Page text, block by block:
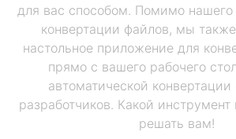
для вас способом. Помимо нашего
конвертации файлов, мы
настольное приложение для
прямо с вашего рабочего
автоматической
разработчиков. Какой
решать вам!